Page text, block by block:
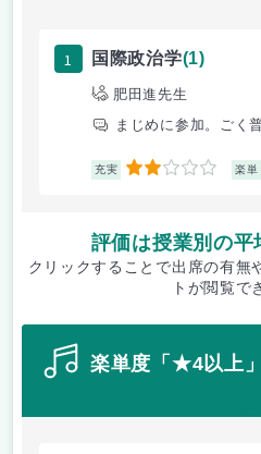
1 国際政治学(1)
肥田進先生
まじめに参加。ごく
充実 2 楽単
評価は授業別の平
クリックすることで出席の有無
トが閲覧で
楽単度「★4以上